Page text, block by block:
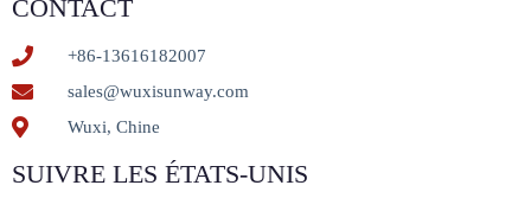
CONTACT
+86-13616182007
sales@wuxisunway.com
Wuxi, Chine
SUIVRE LES ÉTATS-UNIS